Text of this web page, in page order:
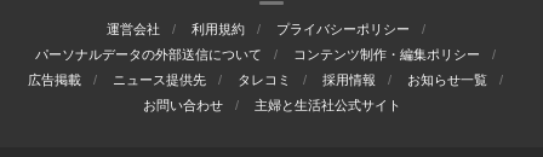
運営会社 利用規約
プライバシーポリシー
パーソナルデータの外部送信について
コンテンツ制作・編集ポリシー
広告掲載
ニュース提供先 タレコミ 採用情報
お知らせ一覧
お問い合わせ
主婦と生活社公式サイト